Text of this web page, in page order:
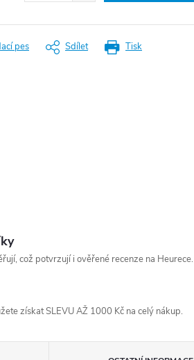
Tisk
pes Sdílet
což potvrzují i ověřené recenze na Heurece.
získat SLEVU AŽ 1000 Kč na celý nákup.